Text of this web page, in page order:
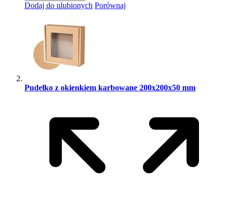
Dodaj do ulubionych Porównaj
Pudełko z okienkiem karbowane 200x200x50 mm